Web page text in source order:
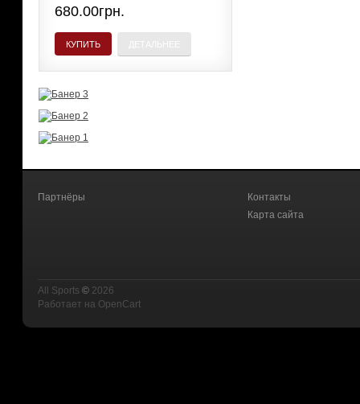
680.00грн.
КУПИТЬ
Партнёры
Контакты
Карта сайта
All Sports © 2026
Работает на OpenCart